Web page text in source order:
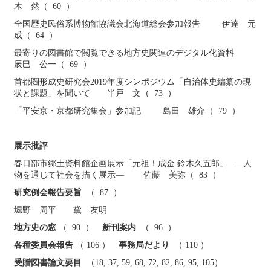
木 然（ 60 ）
全国歴史民俗系博物館協議会北海道総会参加報告 伊達 元
成（ 64 ）
最寄りの図書館で閲覧できる地方史関連のデジタル化資料
辰巳 公一（ 69 ）
首都圏形成史研究会2019年度シンポジウム「自治体史編纂の現
状と課題」を聞いて 半戸 文（ 73 ）
「平安京・京都研究集会」参加記 島田 雄介（ 79 ）
展示批評
春日部市郷土資料館企画展示「元祖！成金 鈴木久五郎」 ―人
物を通じて社会を描く展示― 佐藤 美弥（ 83 ）
研究例会報告要旨
（ 87 ）
堀野 周平 黛 友明
地方史の窓 （ 90 ） 新刊案内
（ 96 ）
各種委員会報告 （ 106 ） 事務局だより
（ 110 ）
受贈図書論文要目
（18, 37, 59, 68, 72, 82, 86, 95, 105）